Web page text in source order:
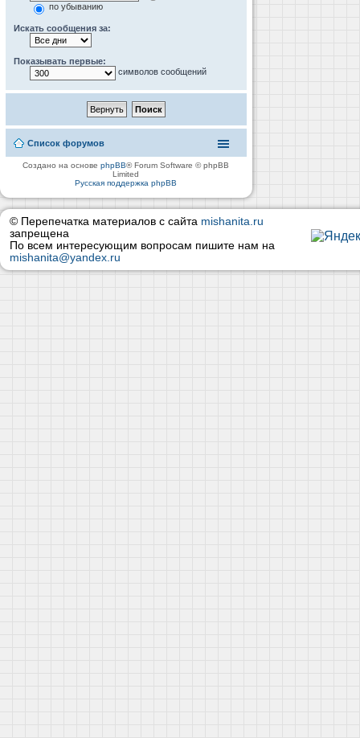
по убыванию
Искать сообщения за:
Показывать первые:
символов сообщений
Список форумов
Создано на основеphpBB® Forum Software © phpBB
Limited
Русская поддержка phpBB
© Перепечатка материалов с сайта mishanita.ru
запрещена
По всем интересующим вопросам пишите нам на
mishanita@yandex.ru